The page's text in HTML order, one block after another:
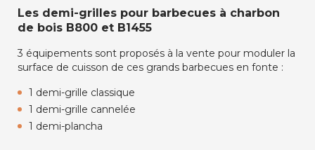
Les demi-grilles pour barbecues à charbon
de bois B800 et B1455
3 équipements sont proposés à la vente pour moduler la
surface de cuisson de ces grands barbecues en fonte :
1 demi-grille classique
1 demi-grille cannelée
1 demi-plancha